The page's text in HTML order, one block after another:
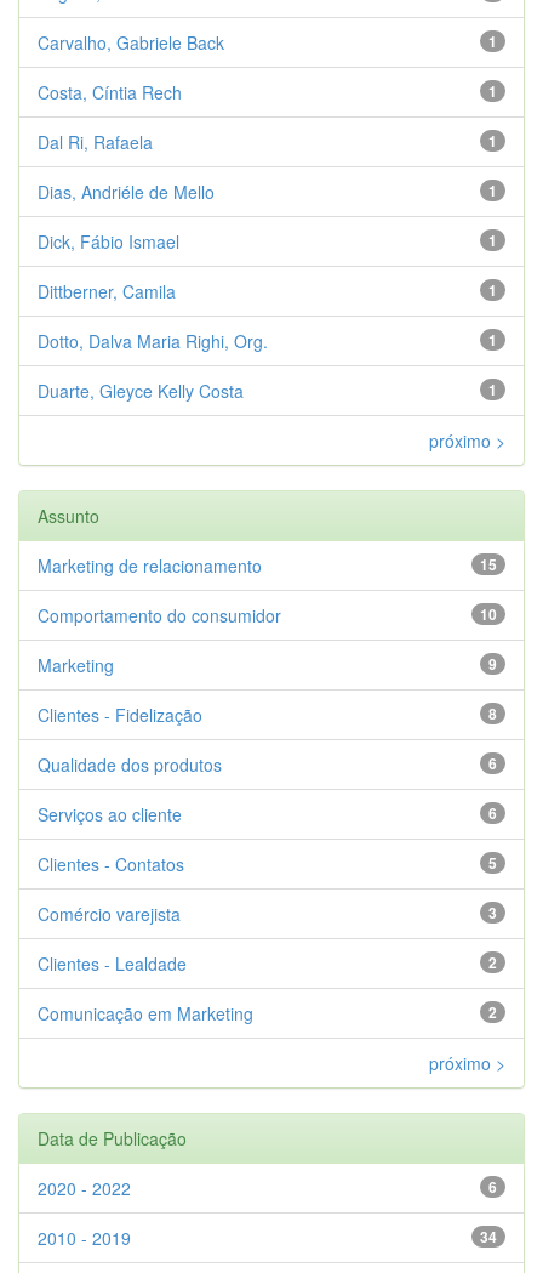
1
Carvalho, Gabriele Back
1
Costa, Cíntia Rech
1
Dal Ri, Rafaela
1
Dias, Andriéle de Mello
1
Dick, Fábio Ismael
1
Dittberner, Camila
1
Dotto, Dalva Maria Righi, Org.
1
Duarte, Gleyce Kelly Costa
próximo >
Assunto
15
Marketing de relacionamento
10
Comportamento do consumidor
9
Marketing
8
Clientes - Fidelização
6
Qualidade dos produtos
6
Serviços ao cliente
5
Clientes - Contatos
3
Comércio varejista
2
Clientes - Lealdade
2
Comunicação em Marketing
próximo >
Data de Publicação
6
2020 - 2022
34
2010 - 2019